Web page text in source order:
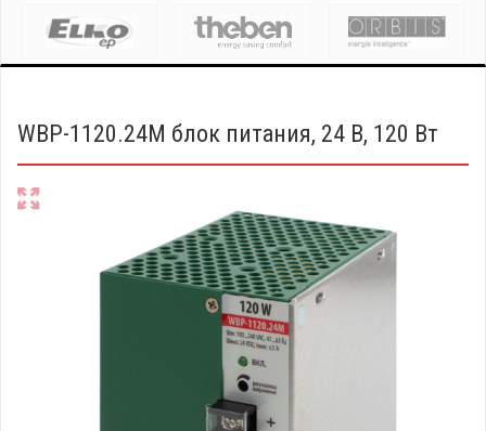
WBP-1120.24M блок питания, 24 В, 120 Вт